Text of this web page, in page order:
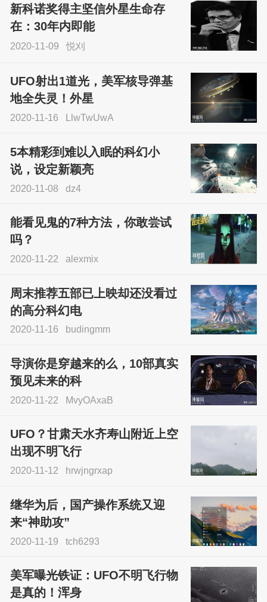
sskfn
新科诺奖得主坚信外星生命存
在：30年内即能
2020-11-09 悦刈
UFO射出1道光，美军核导弹基
地全失灵！外星
2020-11-16 LlwTwUwA
5本精彩到难以入眠的科幻小
说，设定新颖亮
2020-11-08 dz4
能看见鬼的7种方法，你敢尝试
吗？
2020-11-22 alexmix
周末推荐五部已上映却还没看过
的高分科幻电
2020-11-16 budingmm
导演你是穿越来的么，10部真实
预见未来的科
2020-11-22 MvyOAxaB
UFO？甘肃天水齐寿山附近上空
出现不明飞行
2020-11-12 hrwjngrxap
继华为后，国产操作系统又迎
来“神助攻”
2020-11-19 tch6293
美军曝光铁证：UFO不明飞行物
是真的！浑身